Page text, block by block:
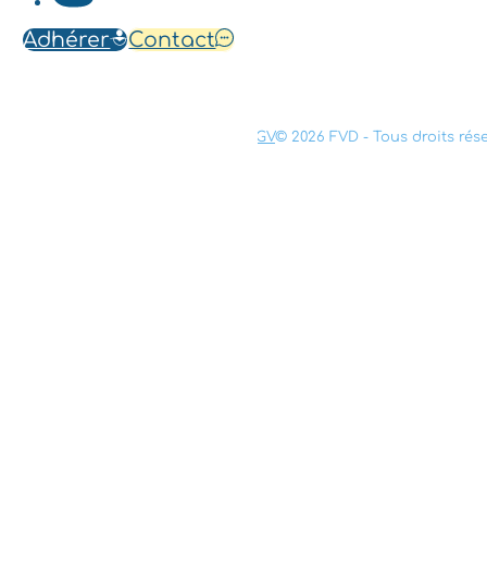
Adhérer Contact
CGV© 2026 FVD - Tous droits